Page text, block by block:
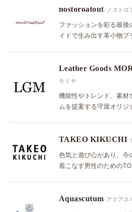
nostoroatout-ノストロ
ファッションを彩る最後
イドで生み出す革小物ブ
Leather Goods
モリヤ
機能性やトレンド、素材
ムを提案する守屋オリジ
TAKEO KIKUCHI-
色気と遊び心があり、今
着こなす男性のための
Aquascutum-アクアス